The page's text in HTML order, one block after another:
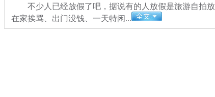
不少人已经放假了吧，据说有的人放假是旅游自拍放
在家挨骂、出门没钱、一天特闲...